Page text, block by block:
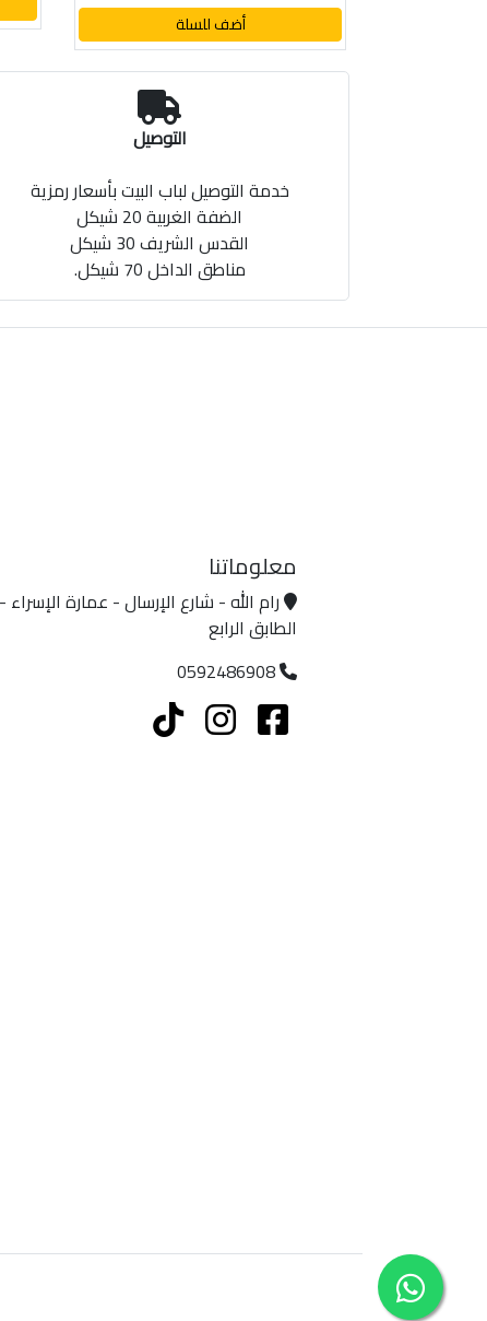
أضف للسلة
التوصيل
خدمة التوصيل لباب البيت بأسعار رمزية
الضفة الغربية 20 شيكل
القدس الشريف 30 شيكل
مناطق الداخل 70 شيكل.
معلوماتنا
رام الله - شارع الإرسال - عمارة الإسراء -
الطابق الرابع
0592486908